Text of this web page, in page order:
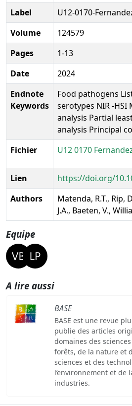
Label
U12-0170-
Volume
124579
Pages
1-13
Date
2024
Endnote
Keywords
Food pathogens
serotypes NIR -
analysis Partial
analysis Principal
Fichier
U12 0170
Lien
https://doi.org/
Authors
Matenda, R.T., Rip,
J.A., Baeten, V.,
Equipe
A lire aussi
BASE
BASE est une revue
publie des articles
domaines des
forêts, de la nature et
sciences et des
l’environnement et de
industries.